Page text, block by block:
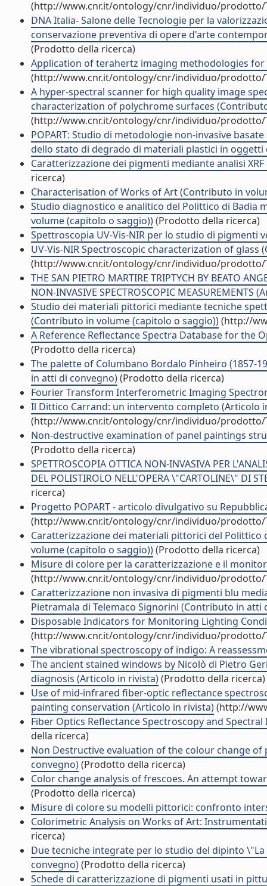
(http://www.cnr.it/ontology/cnr/individuo/prodotto/
DNA Italia- Salone delle Tecnologie per la
conservazione preventiva di opere d'arte
(Prodotto della ricerca)
Application of terahertz imaging methodologies
(http://www.cnr.it/ontology/cnr/individuo/prodotto/
A hyper-spectral scanner for high quality image
characterization of polychrome surfaces
(http://www.cnr.it/ontology/cnr/individuo/prodotto/
POPART: Studio di metodologie non-invasive
dello stato di degrado di materiali plastici in
Caratterizzazione dei pigmenti mediante analisi
ricerca)
Characterisation of Works of Art (Contributo in
Studio diagnostico e analitico del Polittico di Badia
volume (capitolo o saggio))(Prodotto della ricerca)
Spettroscopia UV-Vis-NIR per lo studio di pigmenti
UV-Vis-NIR Spectroscopic characterization of
(http://www.cnr.it/ontology/cnr/individuo/prodotto/
THE SAN PIETRO MARTIRE TRIPTYCH BY BEATO
NON-INVASIVE SPECTROSCOPIC MEASUREMENTS
Studio dei materiali pittorici mediante tecniche
(Contributo in volume (capitolo o saggio))(http://
A Reference Reflectance Spectra Database for
(Prodotto della ricerca)
The palette of Columbano Bordalo Pinheiro
in atti di convegno)(Prodotto della ricerca)
Fourier Transform Interferometric Imaging
Il Dittico Carrand: un intervento completo (Articolo
(http://www.cnr.it/ontology/cnr/individuo/prodotto/
Non-destructive examination of panel paintings
(Prodotto della ricerca)
SPETTROSCOPIA OTTICA NON-INVASIVA PER
DEL POLISTIROLO NELL'OPERA \"CARTOLINE\" DI
ricerca)
Progetto POPART - articolo divulgativo su
(http://www.cnr.it/ontology/cnr/individuo/prodotto/
Caratterizzazione dei materiali pittorici del
volume (capitolo o saggio))(Prodotto della ricerca)
Misure di colore per la caratterizzazione e il
(http://www.cnr.it/ontology/cnr/individuo/prodotto/
Caratterizzazione non invasiva di pigmenti blu
Pietramala di Telemaco Signorini (Contributo in atti
Disposable Indicators for Monitoring Lighting
(http://www.cnr.it/ontology/cnr/individuo/prodotto/
The vibrational spectroscopy of indigo: A
The ancient stained windows by Nicolò di Pietro
diagnosis (Articolo in rivista)(Prodotto della ricerca)
Use of mid-infrared fiber-optic reflectance
painting conservation (Articolo in rivista)(http://
Fiber Optics Reflectance Spectroscopy and
della ricerca)
Non Destructive evaluation of the colour change
convegno)(Prodotto della ricerca)
Color change analysis of frescoes. An attempt
(Prodotto della ricerca)
Misure di colore su modelli pittorici: confronto
Colorimetric Analysis on Works of Art:
ricerca)
Due tecniche integrate per lo studio del dipinto
convegno)(Prodotto della ricerca)
Schede di caratterizzazione di pigmenti usati in